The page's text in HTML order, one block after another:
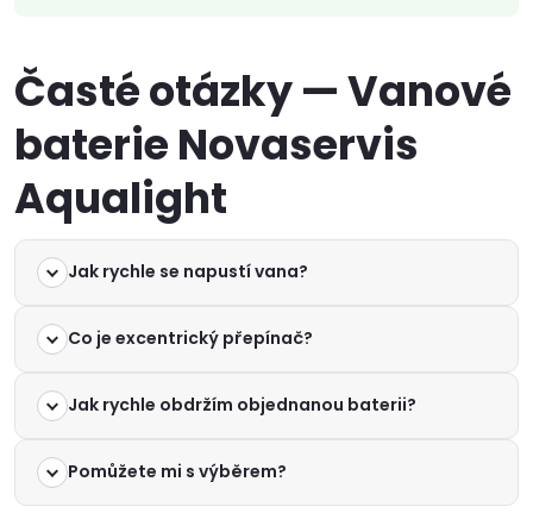
Časté otázky — Vanové
baterie Novaservis
Aqualight
Jak rychle se napustí vana?
Co je excentrický přepínač?
Jak rychle obdržím objednanou baterii?
Pomůžete mi s výběrem?